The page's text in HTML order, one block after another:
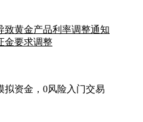
致黄金产品利率调整通知
金要求调整
拟资金，0风险入门交易